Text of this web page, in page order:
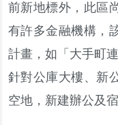
前新地標外 ， 此區
有許多金融機構 ，
計畫 ， 如 「 大手町
針對公庫大樓、 新
空地 ， 新建辦公及